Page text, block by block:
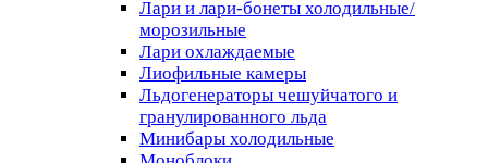
Лари и лари-бонеты холодильные/
морозильные
Лари охлаждаемые
Лиофильные камеры
Льдогенераторы чешуйчатого и
гранулированного льда
Минибары холодильные